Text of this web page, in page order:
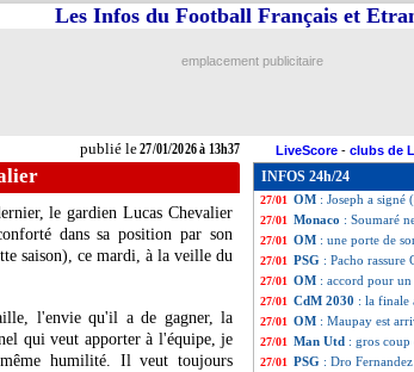
publié le27/01/2026 à 13h37
Les Infos du Football Français et
emplacement publicitaire
LiveScore - clubs de
le gardien Lucas Chevalier
dans sa position par son
saison), ce mardi, à la veille du
l'envie qu'il a de gagner, la
qui veut apporter à l'équipe, je
humilité. Il veut toujours
INFOS 24h/24
27/01 Bayern : discussions
27/01 OM: Mughe
27/01 Liverpool: un
27/01 Lyon: les Bad
27/01 OM : Joseph a
27/01 Monaco : Soumaré
27/01 OM : une porte de
27/01 PSG : Pacho rassure
27/01 OM : accord pour
27/01 CdM 2030 : la finale
27/01 OM : Maupay est
27/01 Man Utd : gros coup
27/01 PSG : Dro